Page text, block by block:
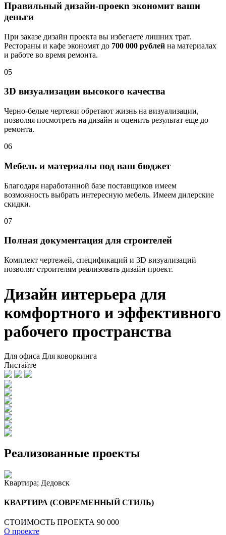
Правильный дизайн-проекn экономит ваши
деньги
При заказе дизайн проекта вы избегаете лишних трат.
Рестораны и кафе экономят до 700 000 рублей на материалах
и работе во время ремонта.
05
3D визуализации высокого качества
Черно-белые чертежи обретают жизнь на визуализации,
позволяя посмотреть на дизайн и оценить результат еще до
ремонта.
06
Мебель и материалы под ваш бюджет
Благодаря наработанной базе поставщиков имеем
возможность выбрать интересную мебель. Имеем дилерские
скидки.
07
Полная документация для строителей
Комплект чертежей, спецификаций и 3D визуализаций
позволят строителям реализовать дизайн проект.
Дизайн интерьера для
комфортного и эффективного
рабочего пространства
Для офиса Для коворкинга
Листайте
Реализованные проекты
Квартира; Дедовск
КВАРТИРА (СОВРЕМЕННЫЙ СТИЛЬ)
СТОИМОСТЬ ПРОЕКТА 90 000
О проекте